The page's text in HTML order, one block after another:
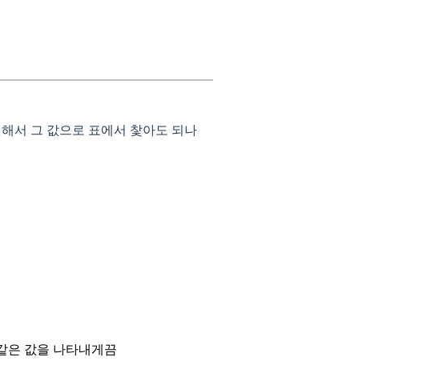
서 그 값으로 표에서 찿아도 되나
은 값을 나타내게끔